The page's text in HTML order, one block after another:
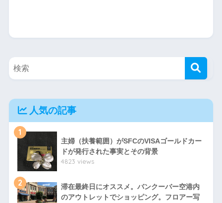
人気の記事
1
主婦（扶養範囲）がSFCのVISAゴールドカー
ドが発行された事実とその背景
4823 views
2
滞在最終日にオススメ。バンクーバー空港内
のアウトレットでショッピング。フロアー写